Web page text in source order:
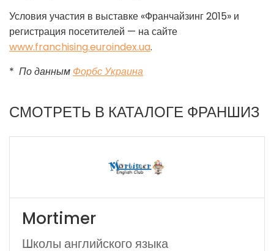
Условия участия в выставке «Франчайзинг 2015» и
регистрация посетителей — на сайте
www.franchising.euroindex.ua.
* Поданным Форбс Украина
СМОТРЕТЬ В КАТАЛОГЕ ФРАНШИЗ
Mortimer
Школы английского языка